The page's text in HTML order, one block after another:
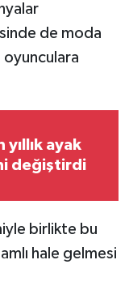
de moda
oyunculara
ayak
değiştirdi
birlikte bu
hale gelmesi